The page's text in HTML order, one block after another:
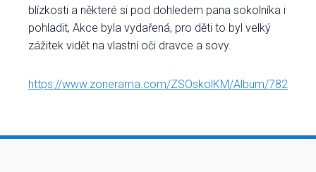
blízkosti a některé si pod dohledem pana sokolníka i
pohladit, Akce byla vydařená, pro děti to byl velký
zážitek vidět na vlastní oči dravce a sovy.
https://www.zonerama.com/ZSOskolKM/Album/7824434